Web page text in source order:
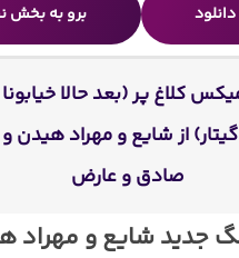
برو به بخش
کلاغ پر (بعد حالا
از شایع و مهراد هیدن و
صادق و عارض
جدید شایع و مهراد